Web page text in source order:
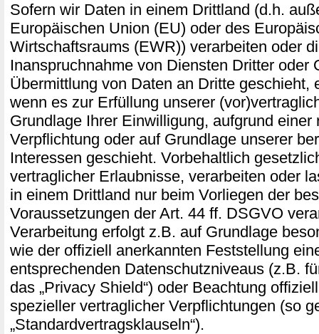
Sofern wir Daten in einem Drittland (d.h.
Europäischen Union (EU) oder des
Wirtschaftsraums (EWR)) verarbeiten oder
Inanspruchnahme von Diensten Dritter oder
Übermittlung von Daten an Dritte geschieht,
wenn es zur Erfüllung unserer
Grundlage Ihrer Einwilligung, aufgrund einer
Verpflichtung oder auf Grundlage unserer
Interessen geschieht. Vorbehaltlich
vertraglicher Erlaubnisse, verarbeiten oder
in einem Drittland nur beim Vorliegen der
Voraussetzungen der Art. 44 ff. DSGVO
Verarbeitung erfolgt z.B. auf Grundlage
wie der offiziell anerkannten Feststellung
entsprechenden Datenschutzniveaus (z.B.
das „Privacy Shield“) oder Beachtung
spezieller vertraglicher Verpflichtungen (so
„Standardvertragsklauseln“).